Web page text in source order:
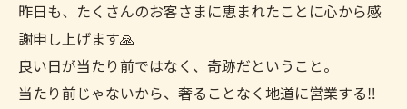
昨日も、たくさんのお客さまに恵まれたことに心から感
謝申し上げます🙏
良い日が当たり前ではなく、奇跡だということ。
当たり前じゃないから、奢ることなく地道に営業する‼️